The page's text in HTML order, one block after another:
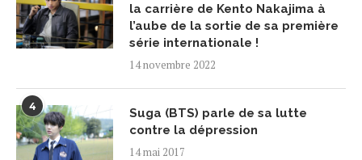
la carrière de Kento Nakajima à
l’aube de la sortie de sa première
série internationale !
14 novembre 2022
4
Suga (BTS) parle de sa lutte
contre la dépression
14 mai 2017